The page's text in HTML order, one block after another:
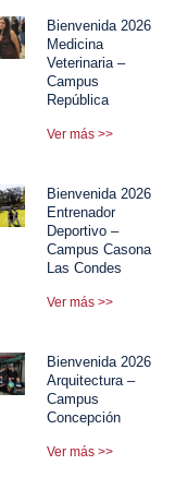
Bienvenida 2026
Medicina
Veterinaria –
Campus
República
Ver más >>
Bienvenida 2026
Entrenador
Deportivo –
Campus Casona
Las Condes
Ver más >>
Bienvenida 2026
Arquitectura –
Campus
Concepción
Ver más >>